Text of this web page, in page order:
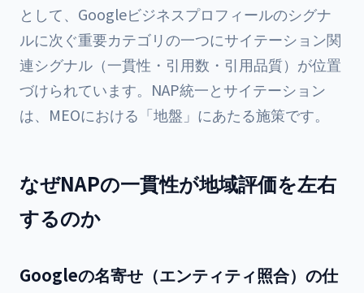
として、Googleビジネスプロフィールのシグナ
ルに次ぐ重要カテゴリの一つにサイテーション関
連シグナル（一貫性・引用数・引用品質）が位置
づけられています。NAP統一とサイテーション
は、MEOにおける「地盤」にあたる施策です。
なぜNAPの一貫性が地域評価を左右
するのか
Googleの名寄せ（エンティティ照合）の仕